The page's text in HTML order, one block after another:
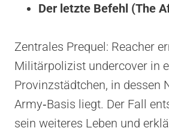
Der letzte Befehl (The
Zentrales Prequel: Reacher
Militärpolizist undercover in
Provinzstädtchen, in dessen
Army‑Basis liegt. Der Fall
sein weiteres Leben und